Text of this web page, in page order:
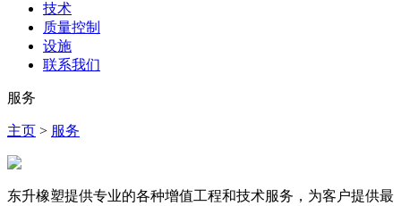
技术
质量控制
设施
联系我们
服务
主页 > 服务
东升橡塑提供专业的各种增值工程和技术服务，为客户提供最